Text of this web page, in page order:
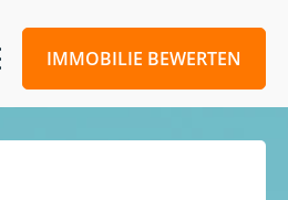
IMMOBILIE BEWERTEN